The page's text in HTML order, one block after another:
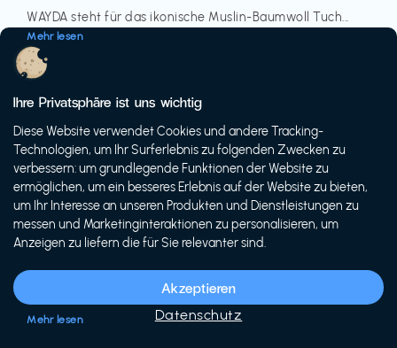
WAYDA steht für das ikonische Muslin-Baumwoll Tuch...
Mehr lesen
-20%
Siech Cycles
Entdecke den Schweizer Brand für urbane Fahrräder...
Mehr lesen
Ihre Privatsphäre ist uns wichtig
Diese Website verwendet Cookies und andere Tracking-
Technologien, um Ihr Surferlebnis zu folgenden Zwecken zu
verbessern: um grundlegende Funktionen der Website zu
ermöglichen, um ein besseres Erlebnis auf der Website zu bieten,
um Ihr Interesse an unseren Produkten und Dienstleistungen zu
messen und Marketinginteraktionen zu personalisieren, um
Anzeigen zu liefern die für Sie relevanter sind.
Akzeptieren
Datenschutz